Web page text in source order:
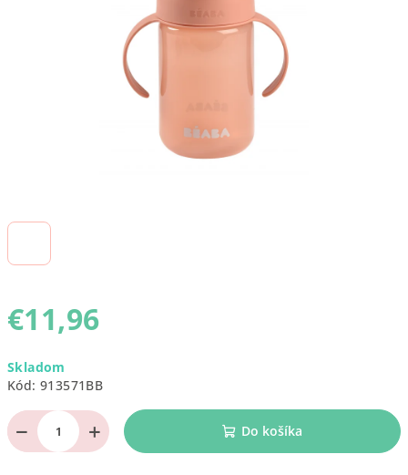
€11,96
cena:
Skladom
Kód: 913571BB
+
− Do košíka